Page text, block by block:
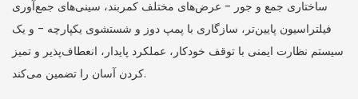
ساختاری جمع و جور - عرض‌های مختلف کمربند، سینی‌های جمع‌آوری
فیلتراسیون پایین‌تر، سازگاری با پمپ دوز و شستشوی یکپارچه - و یک
سیستم نظارت ایمنی با توقف خودکار، عملکرد پایدار، انعطاف‌پذیر و تمیز
کردن آسان را تضمین می‌کند.